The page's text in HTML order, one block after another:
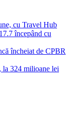
cu Travel Hub
începând cu
încheiat de CPBR
la 324 milioane lei